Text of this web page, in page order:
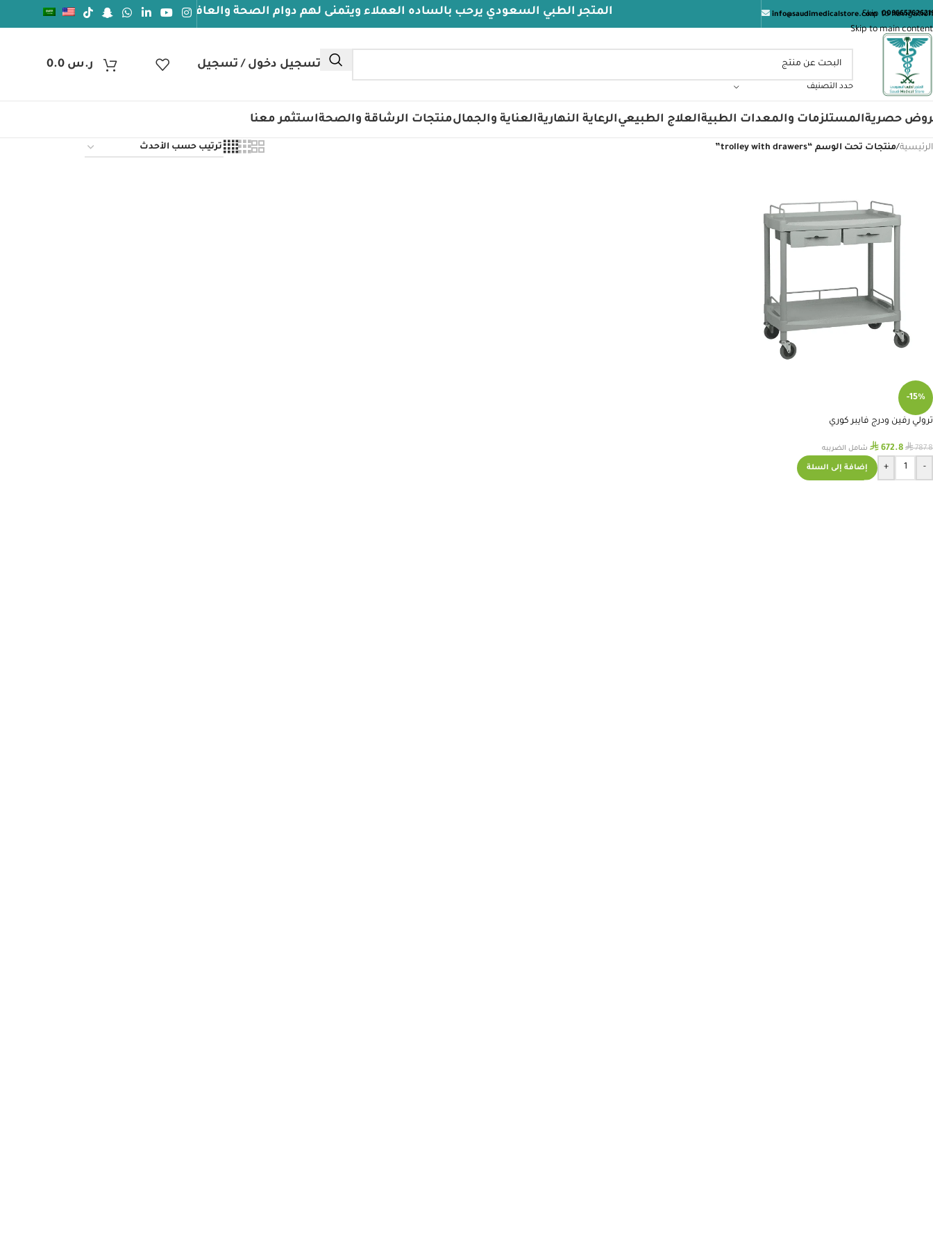
Skip to navigation
Skip to main content
info@saudimedicalstore.com المتجر الطبي السعودي يرحب بالساده العملاء ويتمنى لهم دوام الصحة والعافيه
حدد التصنيف
تسجيل دخول / تسجيل ر.س
حصريةالمستلزمات والمعدات الطبيةالعلاج الطبيعيالرعاية النهاريةالعناية والجمالمنتجات الرشاقة والصحةاستثمر معنا
الرئيسية/منتجات تحت الوسم “trolley with drawers”
-15%
ترولي رفين ودرج فايبر كوري
⃁787.8
⃁ 672.8 شامل الضريبه
-
+ إضافة إلى السلة